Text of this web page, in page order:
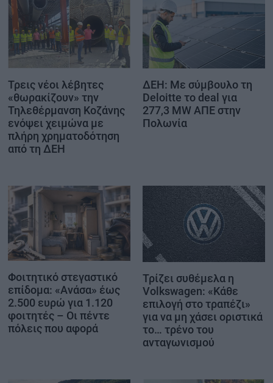
Τρεις νέοι λέβητες
«θωρακίζουν» την
Τηλεθέρμανση Κοζάνης
ενόψει χειμώνα με
πλήρη χρηματοδότηση
από τη ΔΕΗ
ΔΕΗ: Με σύμβουλο τη
Deloitte το deal για
277,3 MW ΑΠΕ στην
Πολωνία
Φοιτητικό στεγαστικό
επίδομα: «Ανάσα» έως
2.500 ευρώ για 1.120
φοιτητές – Οι πέντε
πόλεις που αφορά
Τρίζει συθέμελα η
Volkswagen: «Κάθε
επιλογή στο τραπέζι»
για να μη χάσει οριστικά
το… τρένο του
ανταγωνισμού